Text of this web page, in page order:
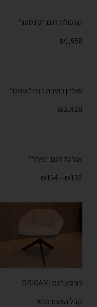
קונסולה דגם “קינסטון”
₪1,958
שולחן כתיבה דגם “אוסלו”
₪2,420
אגרטל דגם “פיתה”
₪132
–
₪154
כורסא דגם ORIGAMI
קבל הצעת מחיר